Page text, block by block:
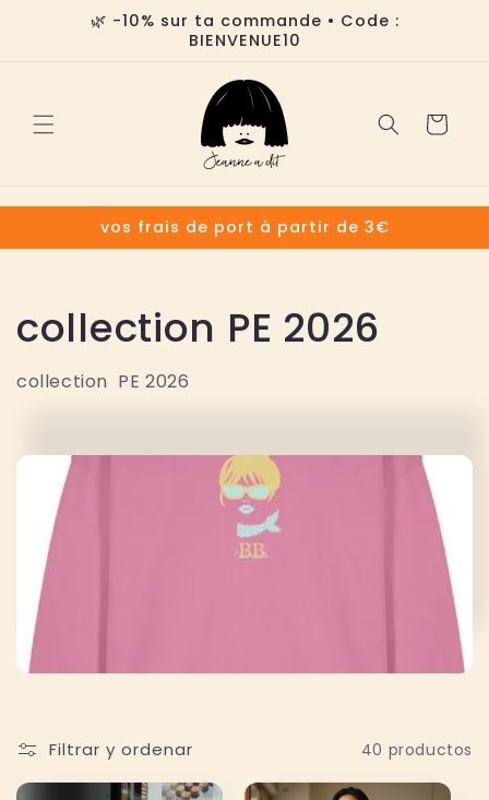
directamente🌿 -10% sur ta commande • Code :
BIENVENUE10
Carrito
vos frais de port à partir de 3€
C
o
e
ó
:
collection PE 2026
collection PE 2026
Filtrar y ordenar 40 productos